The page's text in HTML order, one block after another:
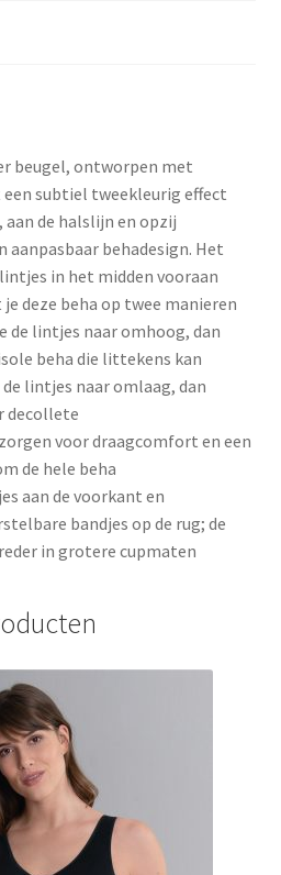
beugel, ontworpen met
subtiel tweekleurig effect
aan de halslijn en opzij
aanpasbaar behadesign. Het
in het midden vooraan
deze beha op twee manieren
de lintjes naar omhoog, dan
beha die littekens kan
lintjes naar omlaag, dan
decollete
voor draagcomfort en een
de hele beha
aan de voorkant en
bandjes op de rug; de
in grotere cupmaten